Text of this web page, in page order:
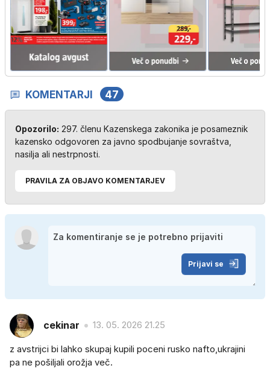
KOMENTARJI 47
Opozorilo: 297. členu Kazenskega zakonika je posameznik
kazensko odgovoren za javno spodbujanje sovraštva,
nasilja ali nestrpnosti.
PRAVILA ZA OBJAVO KOMENTARJEV
Prijavi se
cekinar 13. 05. 2026 21.25
z avstrijci bi lahko skupaj kupili poceni rusko nafto,ukrajini
pa ne pošiljali orožja več.